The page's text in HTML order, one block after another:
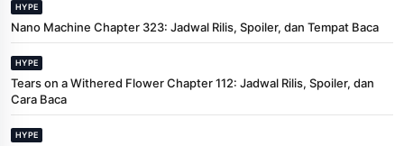
HYPE
Nano Machine Chapter 323: Jadwal Rilis, Spoiler, dan Tempat Baca
HYPE
Tears on a Withered Flower Chapter 112: Jadwal Rilis, Spoiler, dan
Cara Baca
HYPE